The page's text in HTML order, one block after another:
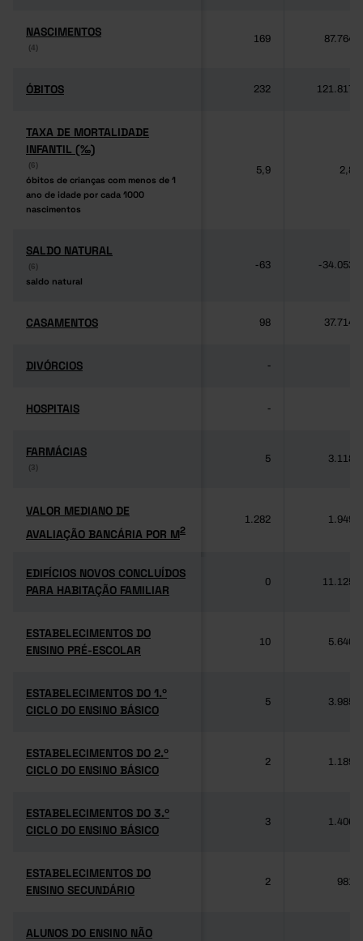
NASCIMENTOS
(4)
NASCIMENTOS
(4)
169 87.764
ÓBITOS
ÓBITOS 232 121.817
TAXA DE MORTALIDADE
INFANTIL (‰)
(6)
óbitos de crianças com menos de 1
ano de idade por cada 1000
nascimentos
TAXA DE MORTALIDADE
INFANTIL (‰)
(6)
óbitos de crianças com menos de 1
ano de idade por cada 1000
nascimentos
5,9 2,8
SALDO NATURAL
(6)
saldo natural
SALDO NATURAL
(6)
saldo natural
-63 -34.053
CASAMENTOS
CASAMENTOS 98 37.714
DIVÓRCIOS
DIVÓRCIOS -
HOSPITAIS
HOSPITAIS -
FARMÁCIAS
(3)
FARMÁCIAS
(3)
5 3.118
VALOR MEDIANO DE
AVALIAÇÃO BANCÁRIA POR M2
VALOR MEDIANO DE
AVALIAÇÃO BANCÁRIA POR M2
1.282 1.949
EDIFÍCIOS NOVOS CONCLUÍDOS
PARA HABITAÇÃO FAMILIAR
EDIFÍCIOS NOVOS CONCLUÍDOS
PARA HABITAÇÃO FAMILIAR
0 11.125
ESTABELECIMENTOS DO
ENSINO PRÉ-ESCOLAR
ESTABELECIMENTOS DO
ENSINO PRÉ-ESCOLAR
10 5.640
ESTABELECIMENTOS DO 1.º
CICLO DO ENSINO BÁSICO
ESTABELECIMENTOS DO 1.º
CICLO DO ENSINO BÁSICO
5 3.985
ESTABELECIMENTOS DO 2.º
CICLO DO ENSINO BÁSICO
ESTABELECIMENTOS DO 2.º
CICLO DO ENSINO BÁSICO
2 1.189
ESTABELECIMENTOS DO 3.º
CICLO DO ENSINO BÁSICO
ESTABELECIMENTOS DO 3.º
CICLO DO ENSINO BÁSICO
3 1.406
ESTABELECIMENTOS DO
ENSINO SECUNDÁRIO
ESTABELECIMENTOS DO
ENSINO SECUNDÁRIO
2 981
ALUNOS DO ENSINO NÃO
ALUNOS DO ENSINO NÃO